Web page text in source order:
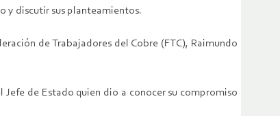
y discutir sus planteamientos.
de Trabajadores del Cobre (FTC), Raimundo
de Estado quien dio a conocer su compromiso